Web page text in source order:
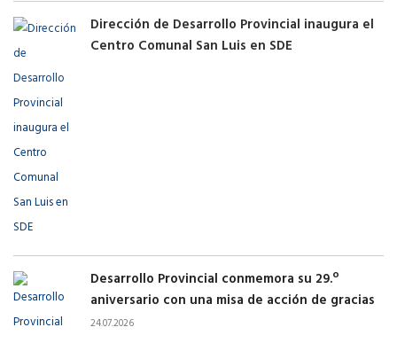
Dirección de Desarrollo Provincial inaugura el
Centro Comunal San Luis en SDE
Desarrollo Provincial conmemora su 29.º
aniversario con una misa de acción de gracias
24.07.2026